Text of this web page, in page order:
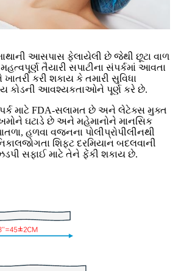
આસપાસ ફેલાયેલી છે જેથી છૂટા વાળ
તૈયારી સપાટીના સંપર્કમાં આવતા
કરી શકાય કે તમારી સુવિધા
કોડની આવશ્યકતાઓને પૂર્ણ કરે છે.
માટે FDA-સલામત છે અને લેટેક્સ મુક્ત
ઘટાડે છે અને મહેમાનોને માનસિક
હળવા વજનના પોલીપ્રોપીલીનથી
શિફ્ટ દરમિયાન બદલવાની
સફાઈ માટે તેને ફેંકી શકાય છે.